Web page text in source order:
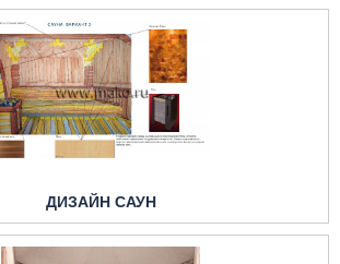
ДИЗАЙН САУН